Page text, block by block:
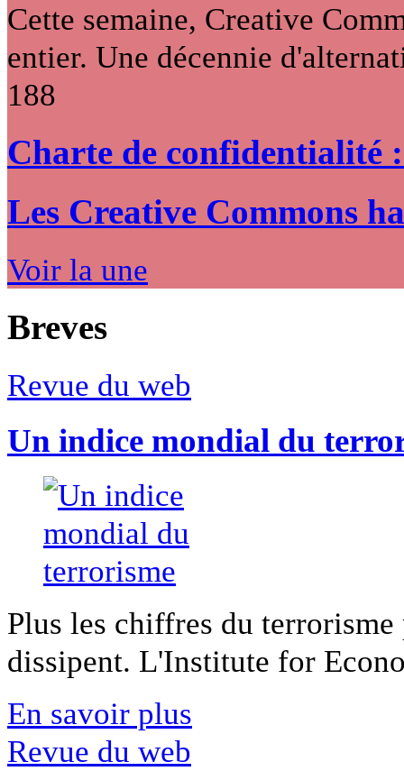
Cette semaine, Creative
entier. Une décennie
188
Charte de confidentialité
Les Creative Commons
Voir la une
Breves
Revue du web
Un indice mondial du
Plus les chiffres du
dissipent. L'Institute for
En savoir plus
Revue du web